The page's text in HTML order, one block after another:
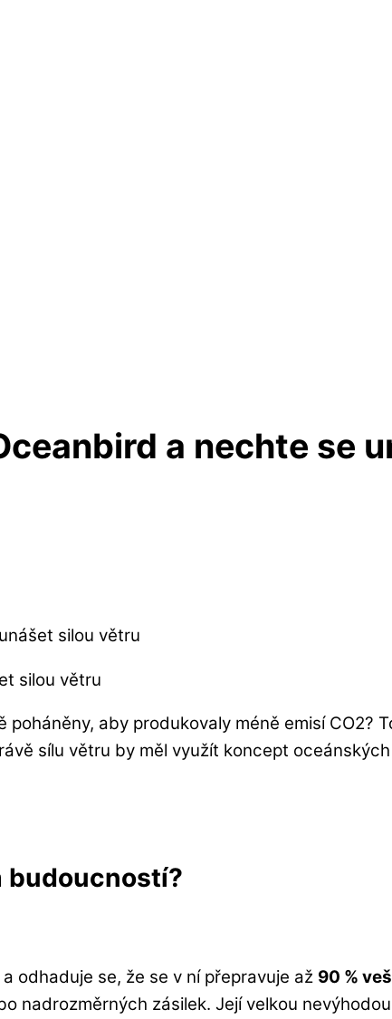
a nechte se
silou větru
aby produkovaly méně emisí CO2?
sílu větru by měl využít koncept
budoucností?
odhaduje se, že se v ní přepravuje až 90 %
nadrozměrných zásilek. Její velkou